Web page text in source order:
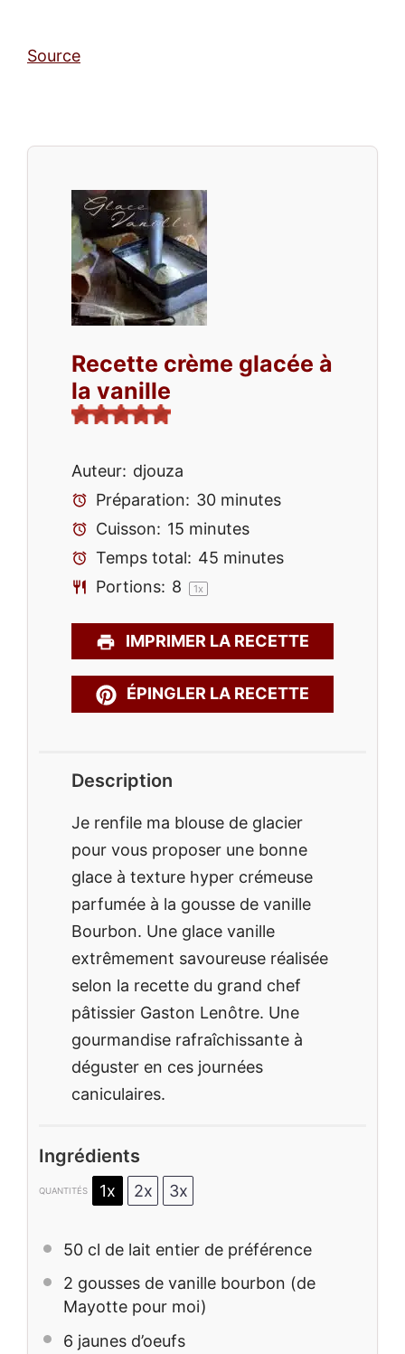
Source
Recette crème glacée à
la vanille
Auteur: djouza
Préparation: 30 minutes
Cuisson: 15 minutes
Temps total: 45 minutes
Portions: 8 1x
IMPRIMER LA RECETTE
ÉPINGLER LA RECETTE
Description
Je renfile ma blouse de glacier
pour vous proposer une bonne
glace à texture hyper crémeuse
parfumée à la gousse de vanille
Bourbon. Une glace vanille
extrêmement savoureuse réalisée
selon la recette du grand chef
pâtissier Gaston Lenôtre. Une
gourmandise rafraîchissante à
déguster en ces journées
caniculaires.
Ingrédients
QUANTITÉS 1x 2x 3x
50 cl de lait entier de préférence
2 gousses de vanille bourbon (de
Mayotte pour moi)
6 jaunes d’oeufs